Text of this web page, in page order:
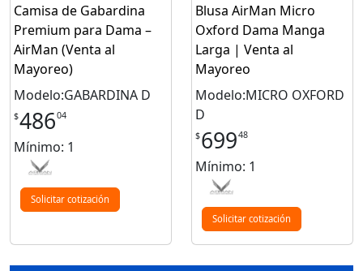
Camisa de Gabardina
Premium para Dama –
AirMan (Venta al
Mayoreo)
Modelo:GABARDINA D
$48604
Mínimo: 1
Solicitar cotización
Blusa AirMan Micro
Oxford Dama Manga
Larga | Venta al
Mayoreo
Modelo:MICRO OXFORD
D
$69948
Mínimo: 1
Solicitar cotización